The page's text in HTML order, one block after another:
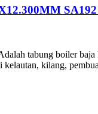
tabung boiler baja
kelautan, kilang,